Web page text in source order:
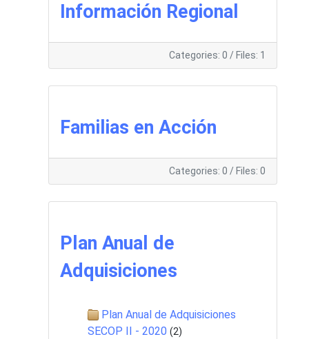
Información Regional
Categories: 0 / Files: 1
Familias en Acción
Categories: 0 / Files: 0
Plan Anual de
Adquisiciones
Plan Anual de Adquisiciones
SECOP II - 2020 (2)